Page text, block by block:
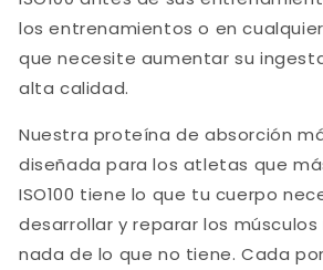
los entrenamientos o en
que necesite aumentar su
alta calidad.
Nuestra proteína de absorción
diseñada para los atletas que
ISO100 tiene lo que tu cuerpo
desarrollar y reparar los
nada de lo que no tiene. Cada